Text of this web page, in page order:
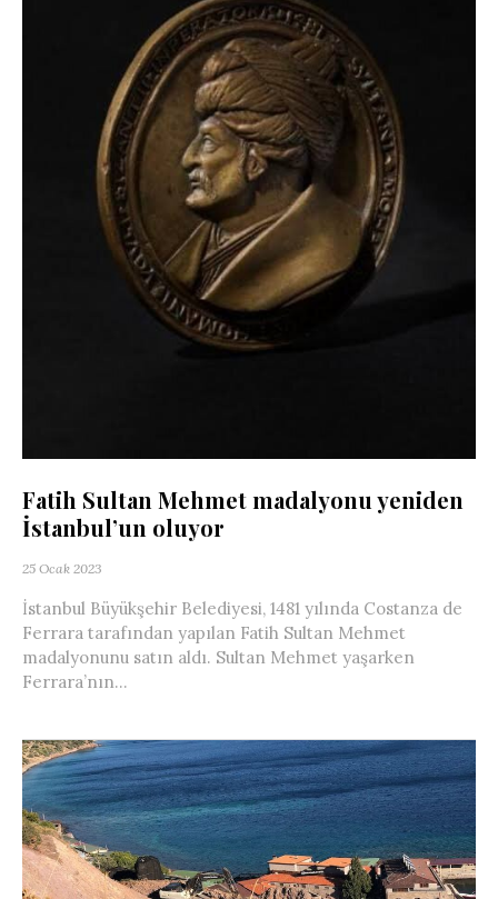
Fatih Sultan Mehmet madalyonu yeniden
İstanbul’un oluyor
25 Ocak 2023
İstanbul Büyükşehir Belediyesi, 1481 yılında Costanza de
Ferrara tarafından yapılan Fatih Sultan Mehmet
madalyonunu satın aldı. Sultan Mehmet yaşarken
Ferrara’nın...